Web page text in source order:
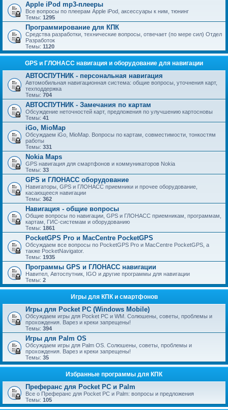
Apple iPod mp3-плееры
Все вопросы по плеерам Apple iPod, аксессуары к ним, тюнинг
Темы: 1295
Программирование для КПК
Средства разработки, технические вопросы, отвечает (по мере сил) Отдел
Разработок
Темы: 1120
GPS и ГЛОНАСС навигация и оборудование для навигации
АВТОСПУТНИК - персональная навигация
Автомобильная навигационная система: общие вопросы, уточнения карт,
техподдержка
Темы: 704
АВТОСПУТНИК - Замечания по картам
Обсуждение неточностей карт, предложения по улучшению картосновы
Темы: 41
iGo, MioMap
Обсуждаем iGo, MioMap. Вопросы по картам, совместимости, тонкостям
работы
Темы: 331
Nokia Maps
GPS навигация для смартфонов и коммуникаторов Nokia
Темы: 33
GPS и ГЛОНАСС оборудование
Навигаторы, GPS и ГЛОНАСС приемники и прочее оборудование,
касающееся навигации
Темы: 362
Навигация - общие вопросы
Общие вопросы по навигации, GPS и ГЛОНАСС приемникам, программам,
картам, ГИС-системам и оборудованию
Темы: 1861
PocketGPS Pro и MacCentre PocketGPS
Обсуждаем все вопросы по PocketGPS Pro и MacCentre PocketGPS, а
также PocketNavigator.
Темы: 1935
Программы GPS и ГЛОНАСС навигации
Навител, Автоспутник, IGO и другие программы для навигации
Темы: 2
Игры для КПК и смартфонов
Игры для Pocket PC (Windows Mobile)
Обсуждаем игры для Pocket PC и WM. Солюшены, советы, проблемы и
прохождения. Варез и креки запрещены!
Темы: 394
Игры для Palm OS
Обсуждаем игры для Palm OS. Солюшены, советы, проблемы и
прохождения. Варез и креки запрещены!
Темы: 35
Избранные программы для КПК
Преферанс для Pocket PC и Palm
Все о Преферанс для Pocket PC и Palm: вопросы и предложения
Темы: 105